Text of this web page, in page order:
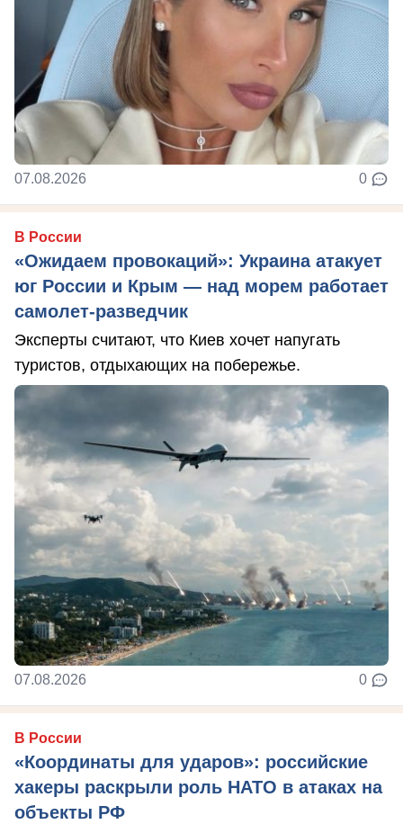
07.08.2026 0
В России
«Ожидаем провокаций»: Украина атакует
юг России и Крым — над морем работает
самолет-разведчик
Эксперты считают, что Киев хочет напугать
туристов, отдыхающих на побережье.
07.08.2026 0
В России
«Координаты для ударов»: российские
хакеры раскрыли роль НАТО в атаках на
объекты РФ